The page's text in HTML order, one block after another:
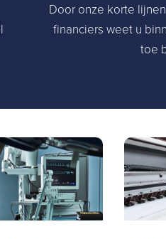
Door onze korte
financiers weet u
toe